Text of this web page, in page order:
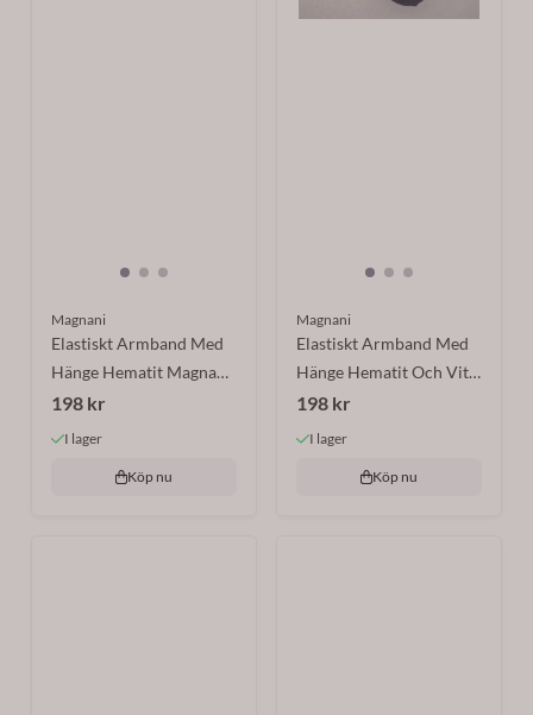
Magnani
Elastiskt Armband Med
Hänge Hematit Magnani
...
198 kr
I lager
Köp nu
Magnani
Elastiskt Armband Med
Hänge Hematit Och Vit
Pärla ...
198 kr
I lager
Köp nu